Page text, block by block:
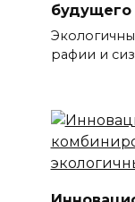
будущего
рафии и